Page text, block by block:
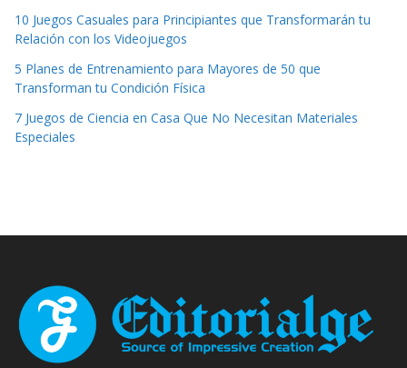
10 Juegos Casuales para Principiantes que Transformarán tu
Relación con los Videojuegos
5 Planes de Entrenamiento para Mayores de 50 que
Transforman tu Condición Física
7 Juegos de Ciencia en Casa Que No Necesitan Materiales
Especiales